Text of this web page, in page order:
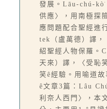
發展。Lāu-chú-kò͘
供應〉，用南極探
應問題配合聖經進
tek（盧萬德）譯，
紹聖經人物保羅。
天來）譯，〈受恥
笑ê經驗。用喻道
ê文章3篇：Lâu
利奈人西門〉，本